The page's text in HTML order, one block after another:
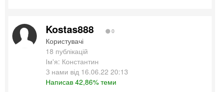
Kostas888 0
Користувачі
18 публікацій
Ім'я: Константин
З нами від 16.06.22 20:13
Написав 42,86% теми